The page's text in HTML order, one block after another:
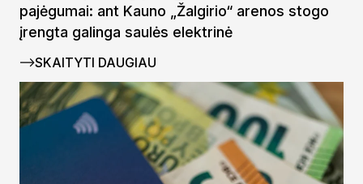
pajėgumai: ant Kauno „Žalgirio“ arenos stogo
įrengta galinga saulės elektrinė
SKAITYTI DAUGIAU